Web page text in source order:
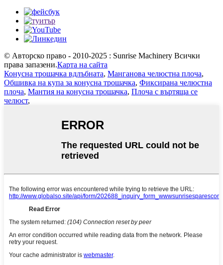
© Авторско право - 2010-2025 : Sunrise Machinery Всички
права запазени.Карта на сайта
Конусна трошачка вдлъбната, Манганова челюстна плоча,
Обшивка на купа за конусна трошачка, Фиксирана челюстна
плоча, Мантия на конусна трошачка, Плоча с въртяща се
челюст,